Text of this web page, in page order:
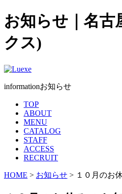
お知らせ｜名古
クス)
informationお知らせ
TOP
ABOUT
MENU
CATALOG
STAFF
ACCESS
RECRUIT
HOME > お知らせ > １０月のお